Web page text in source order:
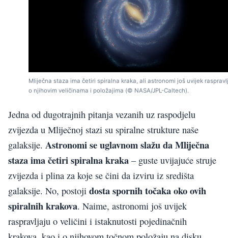
Mliječna staza ima četiri spiralna kraka, ali astronomi još uvijek
o njihovim veličinama i položajima (© NASA/JPL-Caltech).
Jedna od dugotrajnih pitanja vezanih uz raspodjelu
zvijezda u Mliječnoj stazi su spiralne strukture naše
galaksije. Astronomi se uglavnom slažu da Mliječna
staza ima četiri spiralna kraka – guste uvijajuće struje
zvijezda i plina za koje se čini da izviru iz središta
galaksije. No, postoji dosta spornih točaka oko ovih
spiralnih krakova. Naime, astronomi još uvijek
raspravljaju o veličini i istaknutosti pojedinačnih